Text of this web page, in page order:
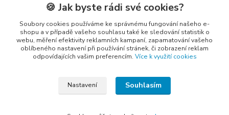
Petr Nedvídek
+420 775688827 +420 737670415
(Po-Pá, 9-16 hod.)
🍪 Jak byste rádi své cookies?
Soubory cookies používáme ke správnému fungování našeho e-
shopu a v případě vašeho souhlasu také ke sledování statistik o
webu, měření efektivity reklamních kampaní, zapamatování vašeho
oblíbeného nastavení při používání stránek, či zobrazení reklam
odpovídajících vašim preferencím. Více k využití cookies
Nastavení Souhlasím